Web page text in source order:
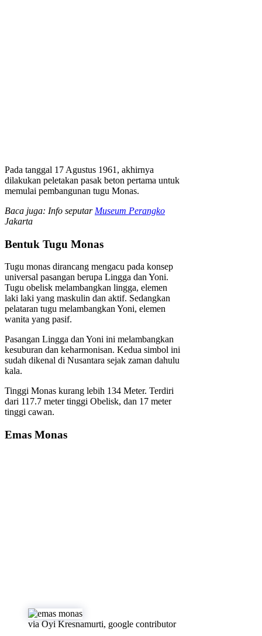
Pada tanggal 17 Agustus 1961, akhirnya
dilakukan peletakan pasak beton pertama untuk
memulai pembangunan tugu Monas.
Baca juga: Info seputar Museum Perangko
Jakarta
Bentuk Tugu Monas
Tugu monas dirancang mengacu pada konsep
universal pasangan berupa Lingga dan Yoni.
Tugu obelisk melambangkan lingga, elemen
laki laki yang maskulin dan aktif. Sedangkan
pelataran tugu melambangkan Yoni, elemen
wanita yang pasif.
Pasangan Lingga dan Yoni ini melambangkan
kesuburan dan keharmonisan. Kedua simbol ini
sudah dikenal di Nusantara sejak zaman dahulu
kala.
Tinggi Monas kurang lebih 134 Meter. Terdiri
dari 117.7 meter tinggi Obelisk, dan 17 meter
tinggi cawan.
Emas Monas
via Oyi Kresnamurti, google contributor